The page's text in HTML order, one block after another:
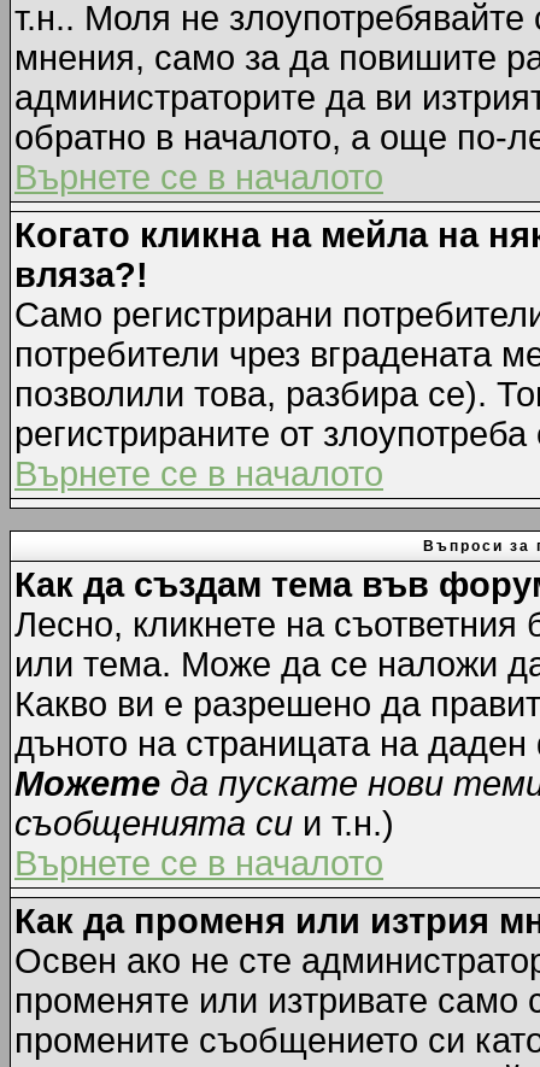
т.н.. Моля не
мнения, само за да повишите
администраторите да ви
обратно в началото, а още по-
Върнете се в началото
Когато кликна на мейла на
вляза?!
Само регистрирани
потребители чрез вградената
позволили това, разбира се).
регистрираните от
Върнете се в началото
Въпроси за
Как да създам тема във
Лесно, кликнете на
или тема. Може да се наложи
Какво ви е разрешено да
дъното на страницата на
Можете да пускате нови
съобщенията си и т.н.)
Върнете се в началото
Как да променя или изтрия
Освен ако не сте
променяте или изтривате
промените съобщението си